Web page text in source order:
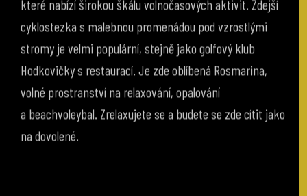
cyklostezka s malebnou promenádou pod vzrostlými
stromy je velmi populární, stejně jako golfový klub
Hodkovičky s restaurací. Je zde oblíbená Rosmarina,
volné prostranství na relaxování, opalování
a beachvoleybal. Zrelaxujete se a budete se zde cítit jako
na dovolené.